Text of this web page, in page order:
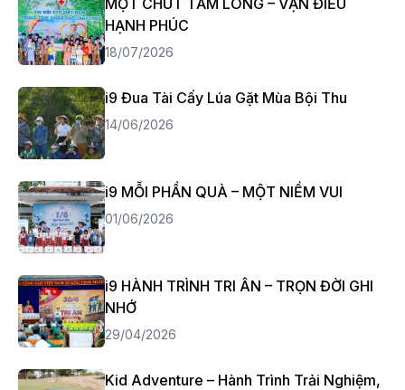
MỘT CHÚT TẤM LÒNG – VẠN ĐIỀU
HẠNH PHÚC
18/07/2026
i9 Đua Tài Cấy Lúa Gặt Mùa Bội Thu
14/06/2026
i9 MỖI PHẦN QUÀ – MỘT NIỀM VUI
01/06/2026
i9 HÀNH TRÌNH TRI ÂN – TRỌN ĐỜI GHI
NHỚ
29/04/2026
Kid Adventure – Hành Trình Trải Nghiệm,